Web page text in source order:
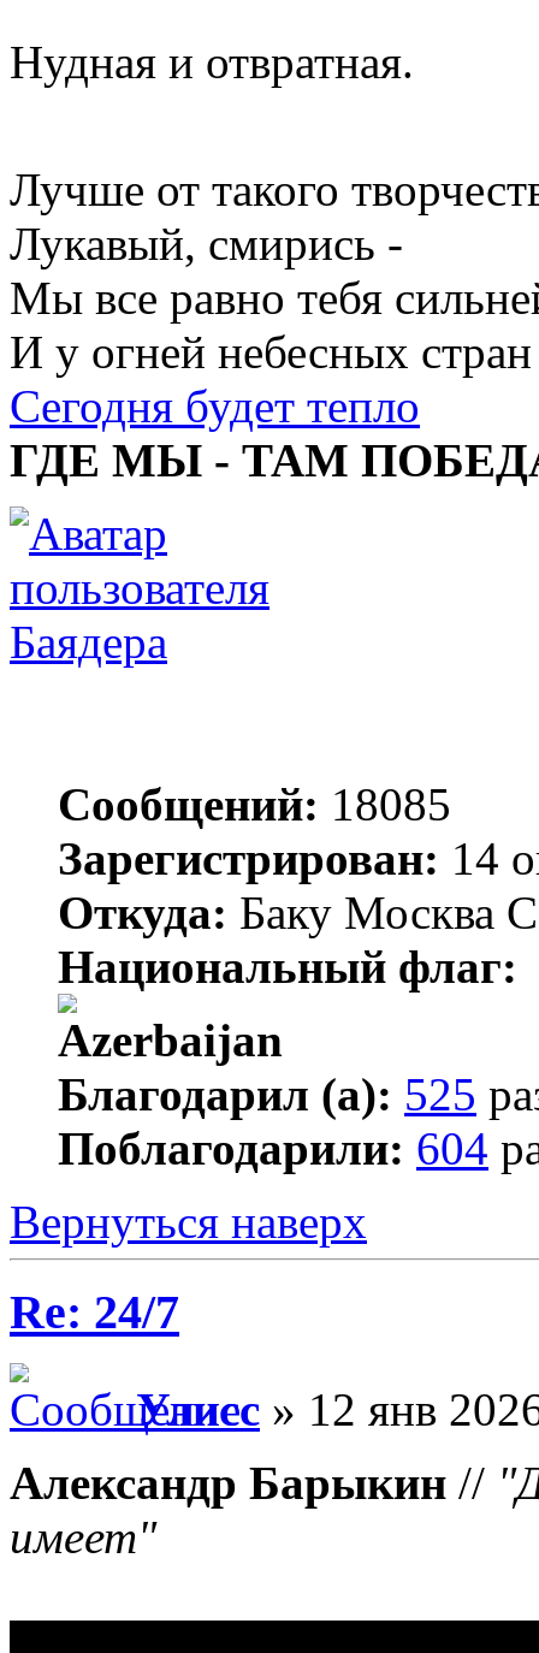
Нудная и отвратная.
Лучше от такого
Лукавый, смирись -
Мы все равно тебя
И у огней небесных стран
Сегодня будет тепло
ГДЕ МЫ - ТАМ
Баядера
Сообщений: 18085
Зарегистрирован: 14
Откуда: Баку Москва
Национальный флаг:
Благодарил (а): 525
Поблагодарили: 604
Вернуться наверх
Re: 24/7
Улисс » 12 янв
Александр Барыкин //
имеет"